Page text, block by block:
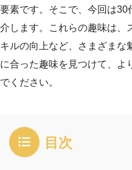
要素です。そこで、今回は
介します。これらの趣味は、
キルの向上など、さまざまな
に合った趣味を見つけて、よ
でください。
目次